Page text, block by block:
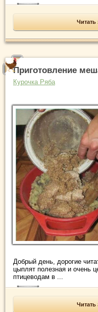
Читать
Приготовление
Курочка Ряба
Добрый день, дорогие
цыплят полезная и очень
птицеводам в ...
Читать